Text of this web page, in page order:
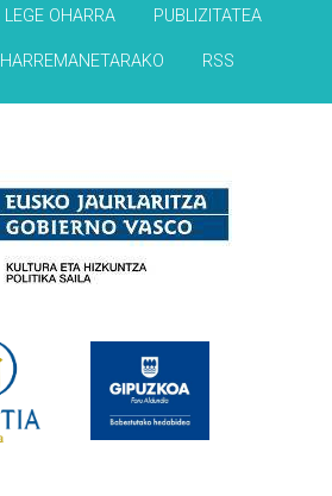
LEGE OHARRA PUBLIZITATEA
HARREMANETARAKO RSS